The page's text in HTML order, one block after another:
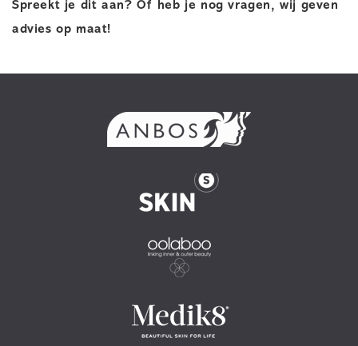
Spreekt je dit aan? Of heb je nog vragen, wij geven
advies op maat!